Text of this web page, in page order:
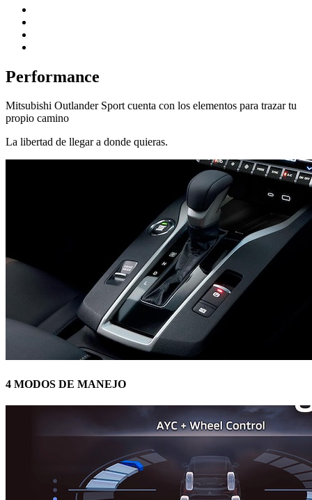
Performance
Mitsubishi Outlander Sport cuenta con los elementos para trazar tu
propio camino
La libertad de llegar a donde quieras.
4 MODOS DE MANEJO